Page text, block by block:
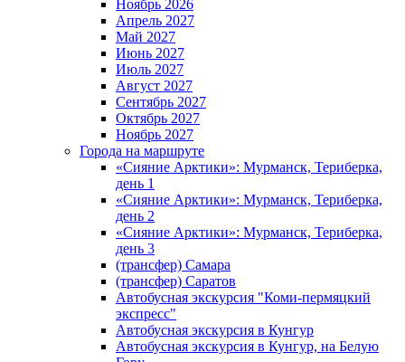
Ноябрь 2026
Апрель 2027
Май 2027
Июнь 2027
Июль 2027
Август 2027
Сентябрь 2027
Октябрь 2027
Ноябрь 2027
Города на маршруте
«Сияние Арктики»: Мурманск, Териберка,
день 1
«Сияние Арктики»: Мурманск, Териберка,
день 2
«Сияние Арктики»: Мурманск, Териберка,
день 3
(трансфер) Самара
(трансфер) Саратов
Автобусная экскурсия "Коми-пермяцкий
экспресс"
Автобусная экскурсия в Кунгур
Автобусная экскурсия в Кунгур, на Белую